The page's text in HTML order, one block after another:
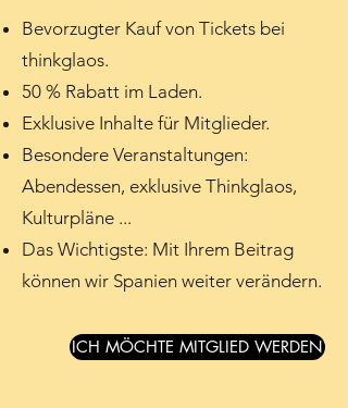
Bevorzugter Kauf von Tickets bei
thinkglaos.
50 % Rabatt im Laden.
Exklusive Inhalte für Mitglieder.
Besondere Veranstaltungen:
Abendessen, exklusive Thinkglaos,
Kulturpläne ...
Das Wichtigste: Mit Ihrem Beitrag
können wir Spanien weiter verändern.
ICH MÖCHTE MITGLIED WERDEN